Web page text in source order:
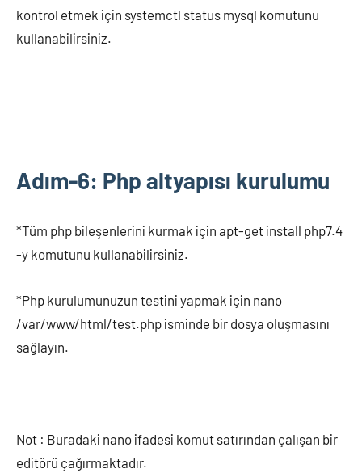
kontrol etmek için systemctl status mysql komutunu
kullanabilirsiniz.
Adım-6: Php altyapısı kurulumu
*Tüm php bileşenlerini kurmak için apt-get install php7.4
-y komutunu kullanabilirsiniz.
*Php kurulumunuzun testini yapmak için nano
/var/www/html/test.php isminde bir dosya oluşmasını
sağlayın.
Not : Buradaki nano ifadesi komut satırından çalışan bir
editörü çağırmaktadır.